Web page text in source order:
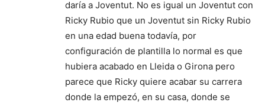
daría a Joventut. No es igual un Joventut con
Ricky Rubio que un Joventut sin Ricky Rubio
en una edad buena todavía, por
configuración de plantilla lo normal es que
hubiera acabado en Lleida o Girona pero
parece que Ricky quiere acabar su carrera
donde la empezó, en su casa, donde se